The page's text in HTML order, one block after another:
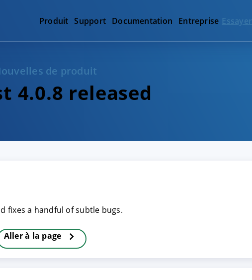
Produit Support Documentation Entreprise Essayer
de produit
4.0.8 released
fixes a handful of subtle bugs.
Aller à la page